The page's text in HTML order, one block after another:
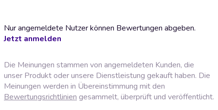
Nur angemeldete Nutzer können Bewertungen abgeben.
Jetzt anmelden
Die Meinungen stammen von angemeldeten Kunden, die
unser Produkt oder unsere Dienstleistung gekauft haben. Die
Meinungen werden in Übereinstimmung mit den
Bewertungsrichtlinien gesammelt, überprüft und veröffentlicht.